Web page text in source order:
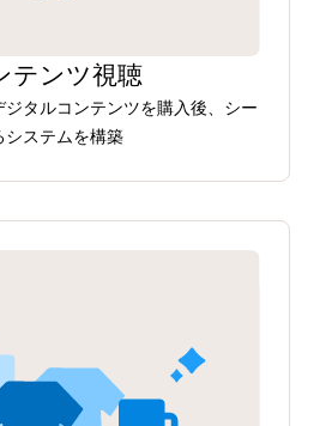
テンツ視聴
タルコンテンツを購入後、シー
システムを構築